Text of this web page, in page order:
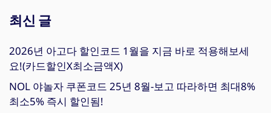
최신 글
2026년 아고다 할인코드 1월을 지금 바로 적용해보세
요!(카드할인X최소금액X)
NOL 야놀자 쿠폰코드 25년 8월-보고 따라하면 최대8%
최소5% 즉시 할인됨!